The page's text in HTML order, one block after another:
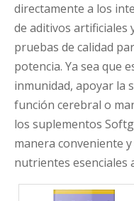
directamente a los
de aditivos artificiales
pruebas de calidad
potencia. Ya sea que
inmunidad, apoyar la
función cerebral o
los suplementos
manera conveniente
nutrientes esenciales